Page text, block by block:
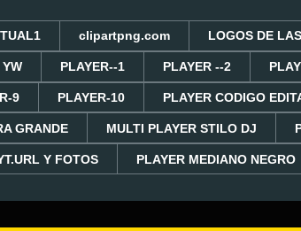
clipartpng.com LOGOS DE
PLAYER--1 PLAYER --2
9 PLAYER-10 PLAYER CODIGO
GRANDE MULTI PLAYER STILO DJ
Y FOTOS PLAYER MEDIANO NEGRO